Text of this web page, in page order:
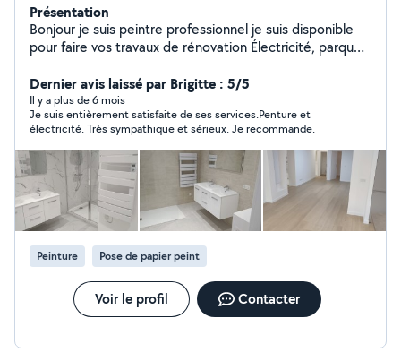
Présentation
Bonjour je suis peintre professionnel je suis disponible
pour faire vos travaux de rénovation Électricité, parquet,
Dernier avis laissé par Brigitte : 5/5
Il y a plus de 6 mois
Je suis entièrement satisfaite de ses services.Penture et
électricité. Très sympathique et sérieux. Je recommande.
Peinture Pose de papier peint
Voir le profil Contacter